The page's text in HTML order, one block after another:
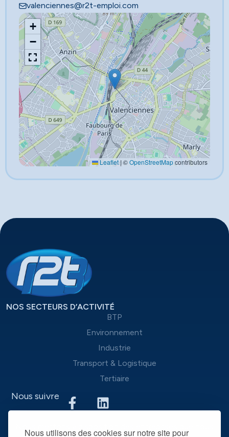
Nous utilisons des cookies sur notre site pour
valenciennes@r2t-emploi.com
+
−
Leaflet|©OpenStreetMapcontributors
NOS SECTEURS D’ACTIVITÉ
BTP
Environnement
Industrie
Transport & Logistique
Tertiaire
Nous suivre